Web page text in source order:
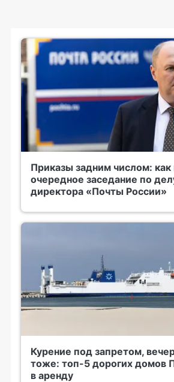
Приказы задним числом:
очередное заседание по
директора «Почты России»
Курение под запретом,
тоже: топ-5 дорогих домов
в аренду